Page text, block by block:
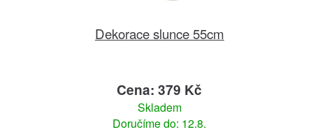
Dekorace slunce 55cm
Cena: 379 Kč
Skladem
Doručíme do: 12.8.